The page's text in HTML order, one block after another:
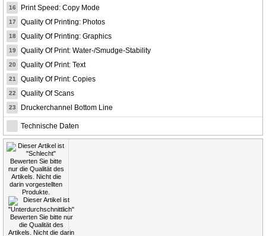
16 Print Speed: Copy Mode
17 Quality Of Printing: Photos
18 Quality Of Printing: Graphics
19 Quality Of Print: Water-/Smudge-Stability
20 Quality Of Print: Text
21 Quality Of Print: Copies
22 Quality Of Scans
23 Druckerchannel Bottom Line
Technische Daten